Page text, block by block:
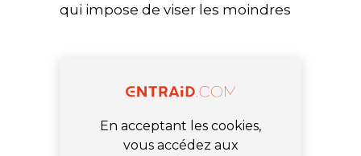
qui impose de viser les moindres
En acceptant les cookies,
vous accédez aux